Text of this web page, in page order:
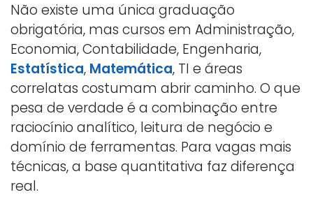
Não existe uma única graduação
obrigatória, mas cursos em Administração,
Economia, Contabilidade, Engenharia,
Estatística, Matemática, TI e áreas
correlatas costumam abrir caminho. O que
pesa de verdade é a combinação entre
raciocínio analítico, leitura de negócio e
domínio de ferramentas. Para vagas mais
técnicas, a base quantitativa faz diferença
real.